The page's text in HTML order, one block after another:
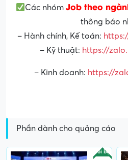
Các nhómJob theo
thông báo
– Hành chính, Kế toán:
– Kỹ thuật: https://
– Kinh doanh: https://
Phần dành cho quảng cáo
Nổi bật